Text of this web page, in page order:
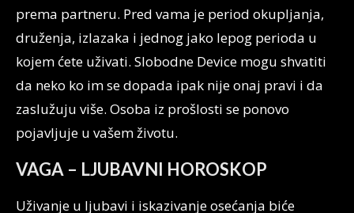
prema partneru. Pred vama je period okupljanja,
druženja, izlazaka i jednog jako lepog perioda u
kojem ćete uživati. Slobodne Device mogu shvatiti
da neko ko im se dopada ipak nije onaj pravi i da
zaslužuju više. Osoba iz prošlosti se ponovo
pojavljuje u vašem životu.
VAGA – LJUBAVNI HOROSKOP
Uživanje u ljubavi i iskazivanje osećanja biće